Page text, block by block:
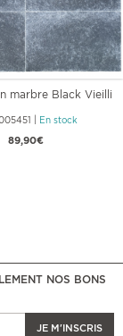
marbre Black Vieilli
En stock
89,90€
NOS BONS
JE M'INSCRIS